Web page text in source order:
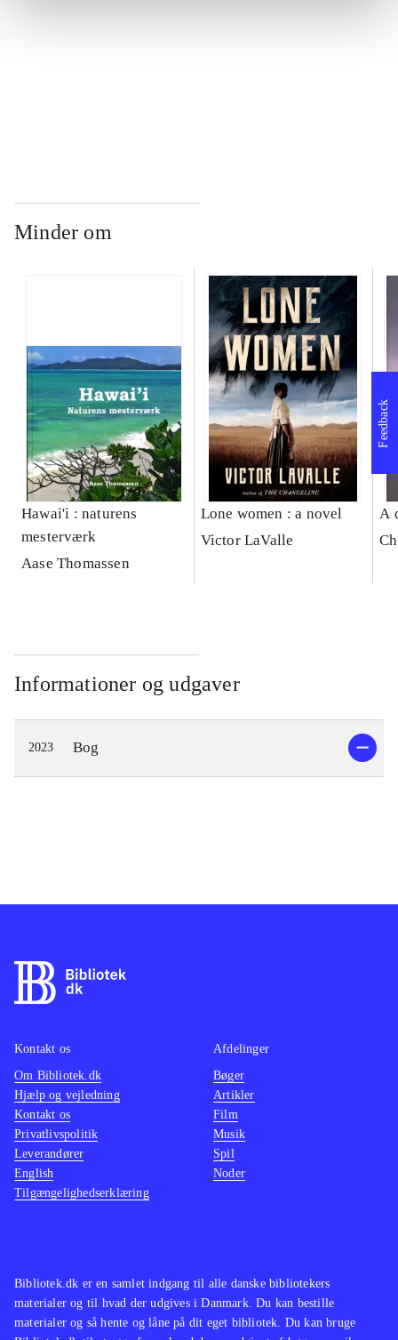
Minder om
Hawai'i : naturens
mesterværk
Aase Thomassen
Lone women : a novel
Victor LaValle
A
Informationer og udgaver
2023 Bog
Feedback
Bibliotek.dk er en samlet indgang til alle danske bibliotekers
materialer og til hvad der udgives i Danmark. Du kan bestille
materialer og så hente og låne på dit eget bibliotek. Du kan bruge
Kontakt os
Om Bibliotek.dk
Hjælp og vejledning
Kontakt os
Privatlivspolitik
Leverandører
English
Tilgængelighedserklæring
Afdelinger
Bøger
Artikler
Film
Musik
Spil
Noder